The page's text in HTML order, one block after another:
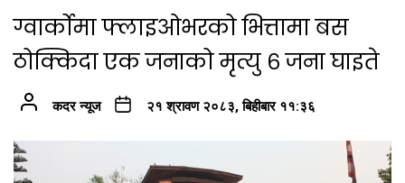
ग्वार्कोमा फ्लाइओभरको भित्तामा बस
ठोक्किदा एक जनाको मृत्यु ६ जना घाइते
कदर न्यूज २१ श्रावण २०८३, बिहीबार ११:३६